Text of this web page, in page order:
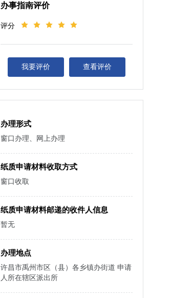
办事指南评价
评分
我要评价 查看评价
办理形式
窗口办理、网上办理
纸质申请材料收取方式
窗口收取
纸质申请材料邮递的收件人信息
暂无
办理地点
许昌市禹州市区（县）各乡镇办街道 申请
人所在辖区派出所